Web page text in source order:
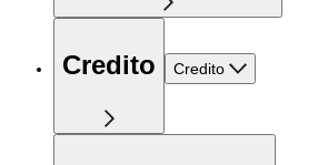
Credito Credito